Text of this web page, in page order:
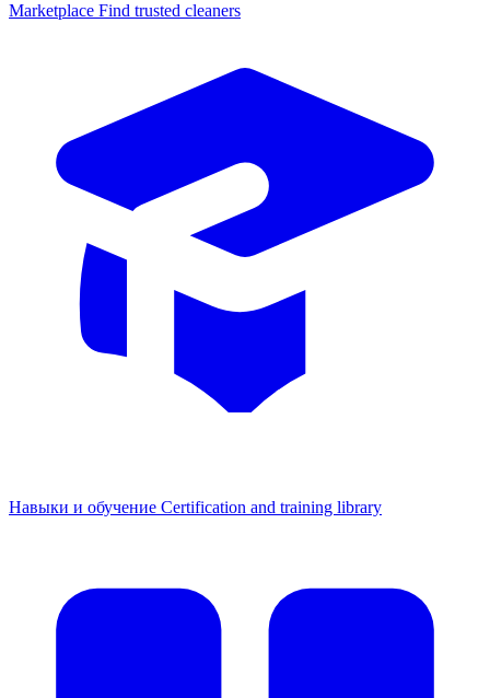
Marketplace Find trusted cleaners
Навыки и обучение Certification and training library